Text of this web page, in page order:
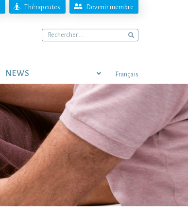
Thérapeutes Devenir membre
NEWS Français